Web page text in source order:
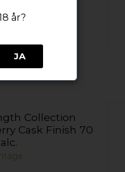
Collection
Cask Finish 70
år?
JA